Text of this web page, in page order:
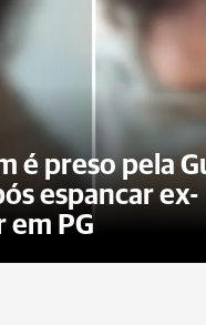
é preso pela
espancar ex-
em PG